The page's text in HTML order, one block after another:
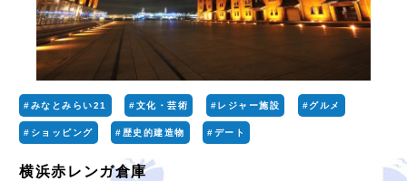
#みなとみらい21 #文化・芸術 #レジャー施設 #グルメ
#ショッピング #歴史的建造物 #デート
横浜赤レンガ倉庫